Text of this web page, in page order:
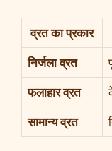
व्रत का प्रकार
निर्जला व्रत
फलाहार व्रत
सामान्य व्रत